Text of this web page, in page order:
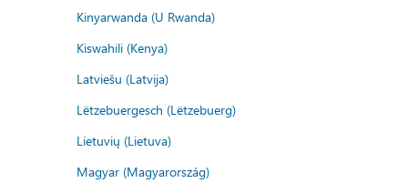
Kinyarwanda (U Rwanda)
Kiswahili (Kenya)
Latviešu (Latvija)
Lëtzebuergesch (Lëtzebuerg)
Lietuvių (Lietuva)
Magyar (Magyarország)